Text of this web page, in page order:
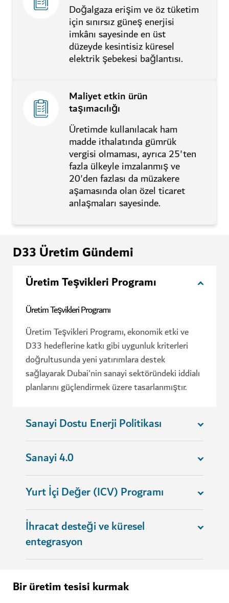
Doğalgaza erişim ve öz tüketim
için sınırsız güneş enerjisi
imkânı sayesinde en üst
düzeyde kesintisiz küresel
elektrik şebekesi bağlantısı.
Maliyet etkin ürün
taşımacılığı
Üretimde kullanılacak ham
madde ithalatında gümrük
vergisi olmaması, ayrıca 25'ten
fazla ülkeyle imzalanmış ve
20'den fazlası da müzakere
aşamasında olan özel ticaret
anlaşmaları sayesinde.
D33 Üretim Gündemi
Üretim Teşvikleri Programı
Üretim Teşvikleri Programı
Üretim Teşvikleri Programı, ekonomik etki ve
D33 hedeflerine katkı gibi uygunluk kriterleri
doğrultusunda yeni yatırımlara destek
sağlayarak Dubai'nin sanayi sektöründeki iddialı
planlarını güçlendirmek üzere tasarlanmıştır.
Sanayi Dostu Enerji Politikası
Sanayi 4.0
Yurt İçi Değer (ICV) Programı
İhracat desteği ve küresel
entegrasyon
Bir üretim tesisi kurmak